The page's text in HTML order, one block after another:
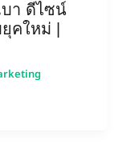
บา ดีไซน์
คใหม่ |